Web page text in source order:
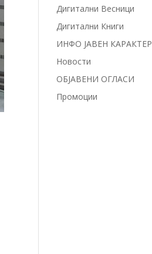
Дигитални Весници
Дигитални Книги
ИНФО ЈАВЕН КАРАКТЕР
Новости
ОБЈАВЕНИ ОГЛАСИ
Промоции